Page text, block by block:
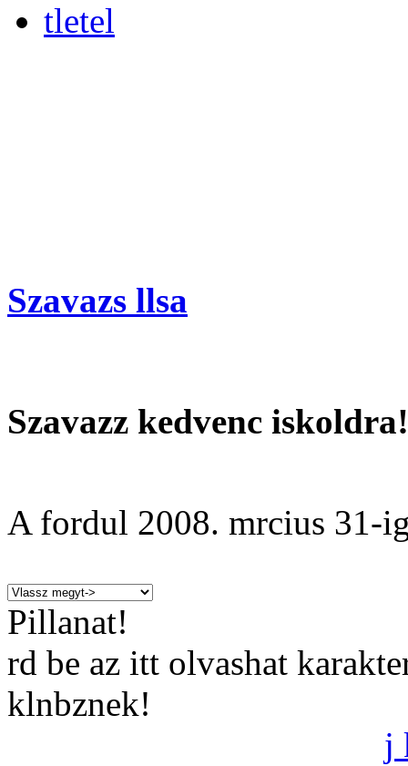
tletel
Szavazs llsa
Szavazz kedvenc iskoldra!
A fordul 2008. mrcius 31-
Pillanat!
rd be az itt olvashat
klnbznek!
j